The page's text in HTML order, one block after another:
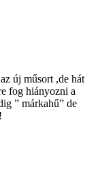
új műsort ,de hát
fog hiányozni a
” márkahű” de